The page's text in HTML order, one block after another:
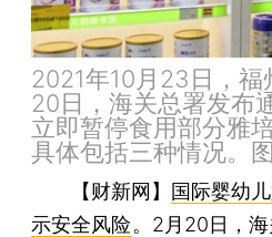
2021年10月23日，
20日，海关总署发布
立即暂停食用部分雅
具体包括三种情况。
【财新网】 国际婴幼
示安全风险。2月20日，